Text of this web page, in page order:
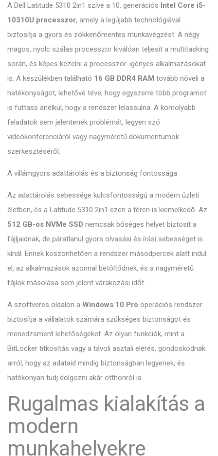
A Dell Latitude 5310 2in1 szíve a 10. generációs Intel Core i5-
10310U processzor, amely a legújabb technológiával
biztosítja a gyors és zökkenőmentes munkavégzést. A négy
magos, nyolc szálas processzor kiválóan teljesít a multitasking
során, és képes kezelni a processzor-igényes alkalmazásokat
is. A készülékben található 16 GB DDR4 RAM tovább növeli a
hatékonyságot, lehetővé téve, hogy egyszerre több programot
is futtass anélkül, hogy a rendszer lelassulna. A komolyabb
feladatok sem jelentenek problémát, legyen szó
videókonferenciáról vagy nagyméretű dokumentumok
szerkesztéséről.
A villámgyors adattárolás és a biztonság fontossága
Az adattárolás sebessége kulcsfontosságú a modern üzleti
életben, és a Latitude 5310 2in1 ezen a téren is kiemelkedő. Az
512 GB-os NVMe SSD nemcsak bőséges helyet biztosít a
fájljaidnak, de páratlanul gyors olvasási és írási sebességet is
kínál. Ennek köszönhetően a rendszer másodpercek alatt indul
el, az alkalmazások azonnal betöltődnek, és a nagyméretű
fájlok másolása sem jelent várakozási időt.
A szoftveres oldalon a Windows 10 Pro operációs rendszer
biztosítja a vállalatok számára szükséges biztonságot és
menedzsment lehetőségeket. Az olyan funkciók, mint a
BitLocker titkosítás vagy a távoli asztali elérés, gondoskodnak
arról, hogy az adataid mindig biztonságban legyenek, és
hatékonyan tudj dolgozni akár otthonról is.
Rugalmas kialakítás a
modern
munkahelyekre